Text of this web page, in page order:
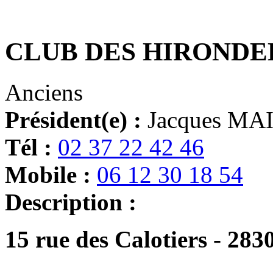
CLUB DES
Anciens
Président(e) : Jacques
Tél : 02 37 22 42 46
Mobile : 06 12 30 18 54
Description :
15 rue des Calotiers -